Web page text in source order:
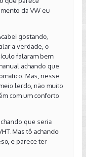
avaliar no
mais pelos reviews
assim o carro. É
como ele,
com certeza
vão torcer muito
como venho de um
achando o carro
de
da VW eu
gostando,
a verdade, o
falaram bem
achando que
Mas, nesse
lerdo, não muito
com um conforto
que seria
Mas tô achando
e parece ter